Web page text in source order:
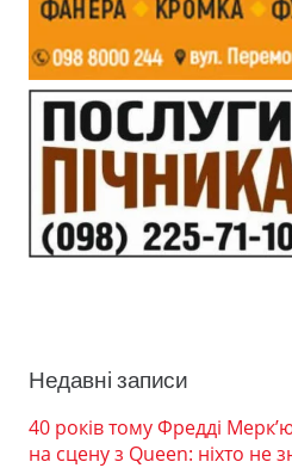
Недавні записи
40 років тому Фредді
на сцену з Queen: ніхто не